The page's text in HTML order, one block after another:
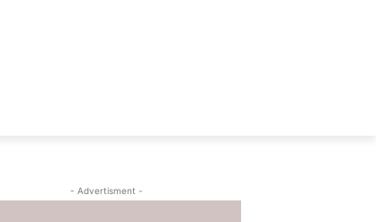
- Advertisment -